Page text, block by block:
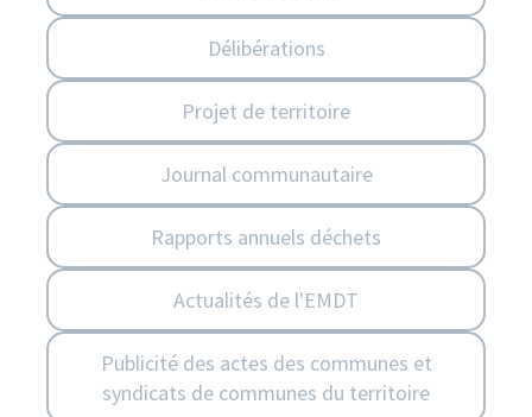
Délibérations
Projet de territoire
Journal communautaire
Rapports annuels déchets
Actualités de l'EMDT
Publicité des actes des communes et
syndicats de communes du territoire